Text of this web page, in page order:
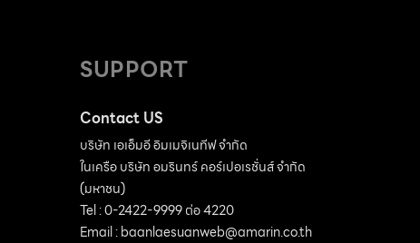
ให้กลายมาเป็นส่วนหนึ่งของสวนสวยในบ้านคุณ
ทั้งลวดลายและสีสันที่ดูกลมกลืนกับการแต่งสวน
ในทุกสไตล์และทันสมัยยิ่งขึ้น จึงไม่จำต้องปกปิด
อีกต่อไป ในงานบ้านและสวนแฟร์ Midyear 2023
ที่จะจัดขึ้นระหว่าง วันที่ 4-13 สิงหาคม 2566 ณ
ไบเทค บางนา บ้านและสวนจึงขอเป็นสื่อกลางเชิญ
SUPPORT
Contact US
บริษัท เอเอ็มอี อิมเมจิเนทีฟ จำกัด
ในเครือ บริษัท อมรินทร์ คอร์เปอเรชั่นส์ จำกัด
(มหาชน)
Tel : 0-2422-9999 ต่อ 4220
Email :baanlaesuanweb@amarin.co.th